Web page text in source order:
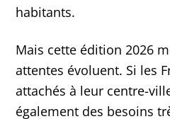
habitants.
Mais cette édition 2026
attentes évoluent. Si les
attachés à leur centre-
également des besoins